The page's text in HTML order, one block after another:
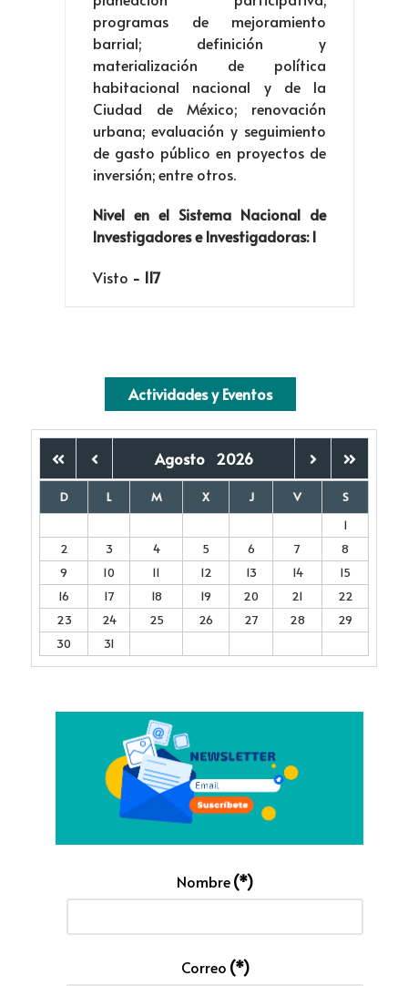
programas de mejoramiento
barrial; definición y
materialización de política
habitacional nacional y de la
Ciudad de México; renovación
urbana; evaluación y seguimiento
de gasto público en proyectos de
inversión; entre otros.
Nivel en el Sistema Nacional de
Investigadores e Investigadoras: I
Visto - 117
Actividades y Eventos
Agosto 2026
D L M X J V
S
1
2
3 4 5 6 7
8
9
10 11 12 13 14
15
16
17 18 19 20 21
22
23
24 25 26 27 28
29
30
31
Nombre(*)
Correo (*)